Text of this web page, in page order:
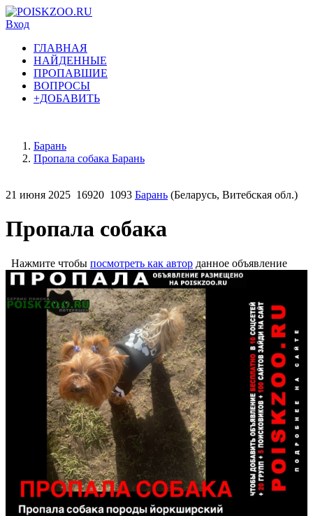
Вход
ГЛАВНАЯ
НАЙДЕННЫЕ
ПРОПАВШИЕ
ВОПРОСЫ
+ДОБАВИТЬ
Барань
Пропала собака Барань
21 июня 2025 16920 1093 Барань (Беларусь, Витебская обл.)
Пропала собака
Нажмите чтобы посмотреть как автор данное объявление